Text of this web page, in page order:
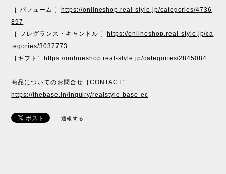
［ パフューム ］
https://onlineshop.real-style.jp/categories/4736
897
［ フレグランス・キャンドル ］
https://onlineshop.real-style.jp/ca
tegories/3037773
［ギフト］
https://onlineshop.real-style.jp/categories/2845084
商品についてのお問合せ［CONTACT］
https://thebase.in/inquiry/realstyle-base-ec
通報する